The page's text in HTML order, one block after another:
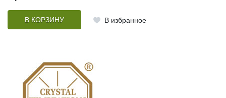
В КОРЗИНУ В избранное